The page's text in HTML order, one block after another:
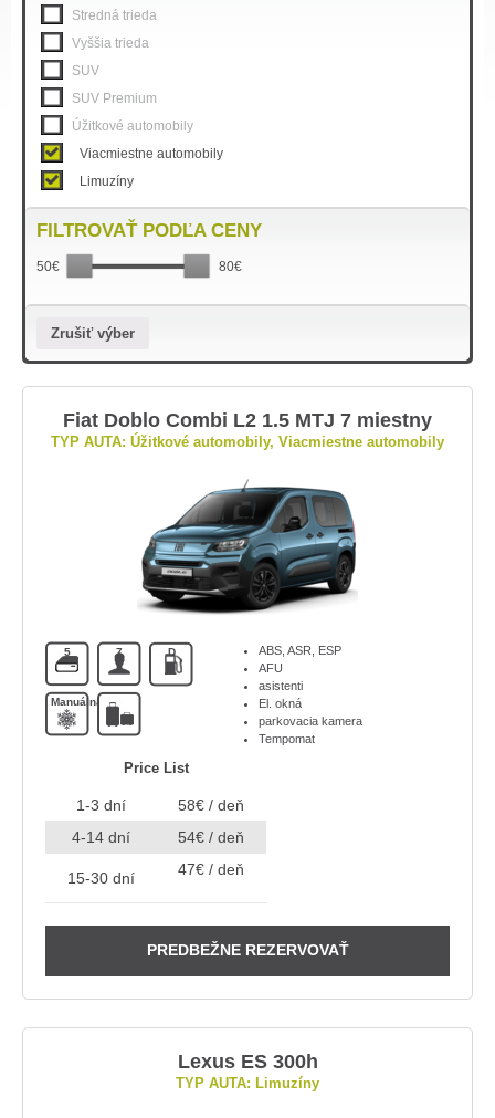
Stredná trieda
Vyššia trieda
SUV
SUV Premium
Úžitkové automobily
Viacmiestne automobily
Limuzíny
FILTROVAŤ PODĽA CENY
50€ 80€
Zrušiť výber
Fiat Doblo Combi L2 1.5 MTJ 7 miestny
TYP AUTA: Úžitkové automobily, Viacmiestne automobily
5 7 D
Manuálna
ABS, ASR, ESP
AFU
asistenti
El. okná
parkovacia kamera
Tempomat
Price List
1-3 dní
58€ / deň
4-14 dní
54€ / deň
15-30 dní 47€ / deň
PREDBEŽNE REZERVOVAŤ
Lexus ES 300h
TYP AUTA: Limuzíny